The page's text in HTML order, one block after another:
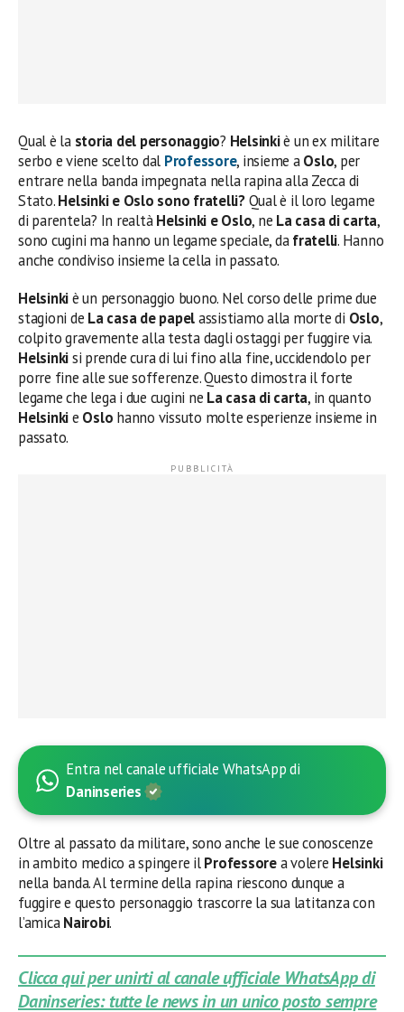
Qual è lastoria del personaggio? Helsinkiè un ex militare
serbo e viene scelto dal Professore, insieme aOslo, per
entrare nella banda impegnata nella rapina alla Zecca di
Stato.Helsinki e Oslo sono fratelli?Qual è il loro legame
di parentela? In realtàHelsinki e Oslo, ne La casa di carta,
sono cugini ma hanno un legame speciale, dafratelli. Hanno
anche condiviso insieme la cella in passato.
Helsinkiè un personaggio buono. Nel corso delle prime due
stagioni de La casa de papelassistiamo alla morte di Oslo,
colpito gravemente alla testa dagli ostaggi per fuggire via.
Helsinkisi prende cura di lui fino alla fine, uccidendolo per
porre fine alle sue sofferenze. Questo dimostra il forte
legame che lega i due cugini ne La casa di carta, in quanto
Helsinkie Oslo hanno vissuto molte esperienze insieme in
passato.
Entra nel canale ufficiale WhatsApp di
Daninseries
Oltre al passato da militare, sono anche le sue conoscenze
in ambito medico a spingere ilProfessorea volere Helsinki
nella banda. Al termine della rapina riescono dunque a
fuggire e questo personaggio trascorre la sua latitanza con
l’amicaNairobi.
Clicca qui per unirti al canale ufficiale WhatsApp di
Daninseries: tutte le news in un unico posto sempre